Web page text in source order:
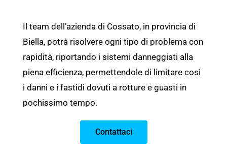
Il team dell’azienda di Cossato, in provincia di
Biella, potrà risolvere ogni tipo di problema con
rapidità, riportando i sistemi danneggiati alla
piena efficienza, permettendole di limitare così
i danni e i fastidi dovuti a rotture e guasti in
pochissimo tempo.
Contattaci